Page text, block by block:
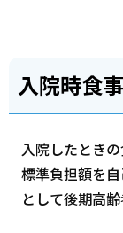
入院時食
入院したとき
標準負担額を
として後期高